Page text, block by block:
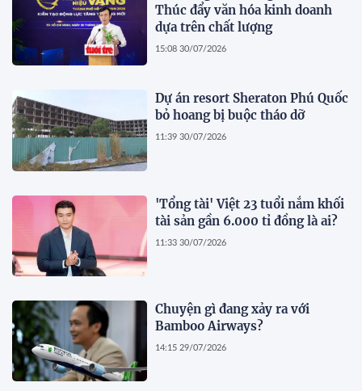
Thúc đẩy văn hóa kinh doanh
dựa trên chất lượng
15:08 30/07/2026
Dự án resort Sheraton Phú Quốc
bỏ hoang bị buộc tháo dỡ
11:39 30/07/2026
'Tổng tài' Việt 23 tuổi nắm khối
tài sản gần 6.000 tỉ đồng là ai?
11:33 30/07/2026
Chuyện gì đang xảy ra với
Bamboo Airways?
14:15 29/07/2026